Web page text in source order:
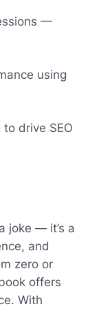
—
using
drive SEO
joke — it’s a
and
zero or
offers
With